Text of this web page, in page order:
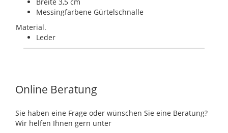
Messingfarbene Gürtelschnalle
Material.
Leder
Online Beratung
Sie haben eine Frage oder wünschen Sie eine Beratung?
Wir helfen Ihnen gern unter